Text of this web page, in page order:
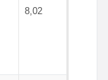
8,02